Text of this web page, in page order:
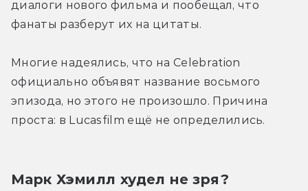
диалоги нового фильма и пообещал, что
фанаты разберут их на цитаты.
Многие надеялись, что на Celebration
официально объявят название восьмого
эпизода, но этого не произошло. Причина
проста: в Lucasfilm ещё не определились.
Марк Хэмилл худел не зря?